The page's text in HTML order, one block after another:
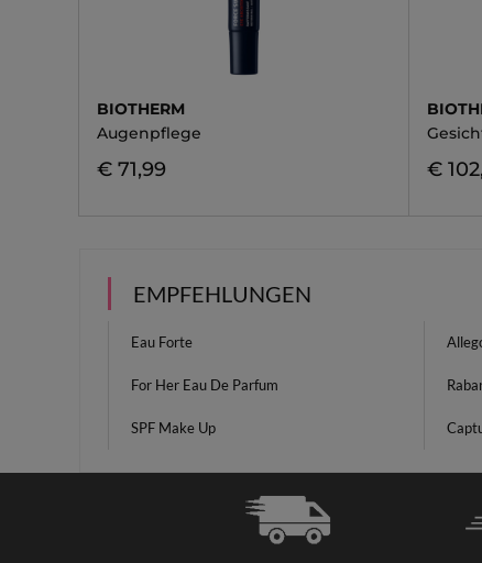
BIOTHERM
Augenpflege
€ 71,99 €
EMPFEHLUNGEN
Eau Forte
For Her Eau De Parfum
SPF Make Up